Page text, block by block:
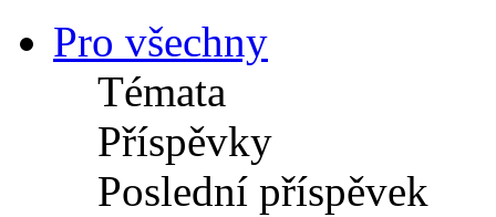
Pro všechny
Témata
Příspěvky
Poslední příspěvek